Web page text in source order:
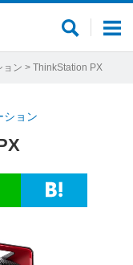
メ
サ
ト
ョン > ThinkStation PX
ション